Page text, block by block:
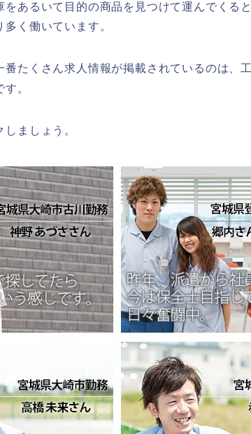
をあるいて目的の商品を見つけて運んでくる
く働いています。
番たくさん求人情報が掲載されているのは、
。
ましょう。